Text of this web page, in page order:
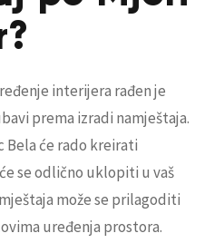
interijera rađen je
prema izradi namještaja.
Bela će rado kreirati
se odlično uklopiti u vaš
može se prilagoditi
uređenja prostora.